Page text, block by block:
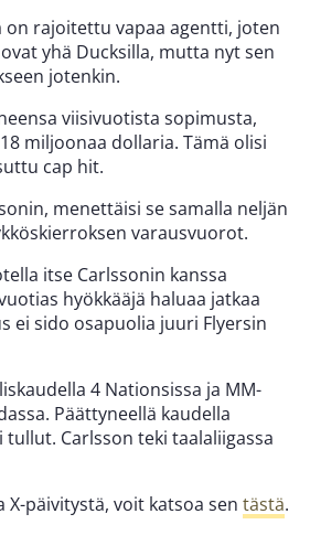
on rajoitettu vapaa agentti, joten
yhä Ducksilla, mutta nyt sen
jotenkin.
viisivuotista sopimusta,
miljoonaa dollaria. Tämä olisi
cap hit.
menettäisi se samalla neljän
varausvuorot.
itse Carlssonin kanssa
hyökkääjä haluaa jatkaa
ei sido osapuolia juuri Flyersin
4 Nationsissa ja MM-
Päättyneellä kaudella
tullut. Carlsson teki taalaliigassa
X-päivitystä, voit katsoa sen tästä.